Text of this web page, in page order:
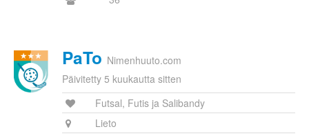
PaTo Nimenhuuto.com
Päivitetty 5 kuukautta sitten
Futsal, Futis ja Salibandy
Lieto